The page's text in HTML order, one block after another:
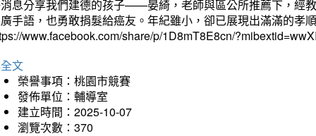
息分享我們建德的孩子——晏綺，老師與區公所推薦下，經
手語，也勇敢捐髮給癌友。年紀雖小，卻已展現出滿滿的孝
www.facebook.com/share/p/1D8mT8E8cn/
文
榮譽事項：桃園市競賽
發佈單位：輔導室
建立時間：2025-10-07
瀏覽次數：370